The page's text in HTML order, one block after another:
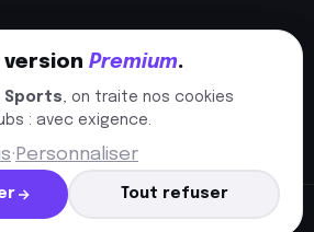
· Perpignan, France
version Premium.
Sports, on traite nos cookies
: avec exigence.
· Personnaliser
Tout refuser